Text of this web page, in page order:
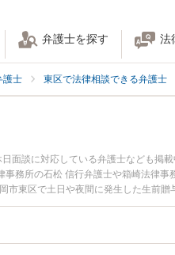
弁護士を探す 法
護士 東区で法律相談できる弁護士
面談に対応している弁護士なども掲
務所の石松 信行弁護士や箱崎法律事
東区で土日や夜間に発生した生前
与を法律相談できる福岡市東区内の